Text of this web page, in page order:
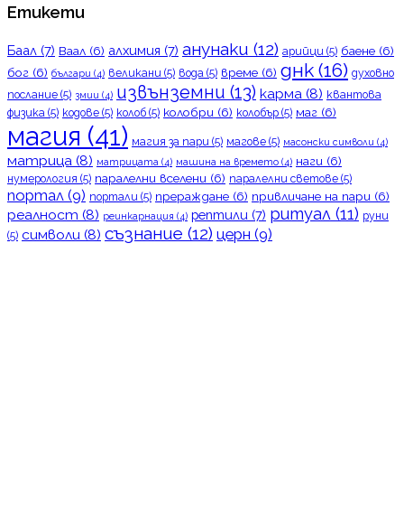
Етикети
Баал (7) Ваал (6) алхимия (7) анунаки (12) арийци (5) баене (6)
бог (6) българи (4) великани (5) вода (5) време (6) днк (16) духовно
послание (5) змии (4) извънземни (13) карма (8) квантова
физика (5) кодове (5) колоб (5) колобри (6) колобър (5) маг (6)
магия (41) магия за пари (5) магове (5) масонски символи (4)
матрица (8) матрицата (4) машина на времето (4) наги (6)
нумерология (5) паралелни вселени (6) паралелни светове (5)
портал (9) портали (5) прераждане (6) привличане на пари (6)
реалност (8) реинкарнация (4) рептили (7) ритуал (11) руни
(5) символи (8) съзнание (12) церн (9)